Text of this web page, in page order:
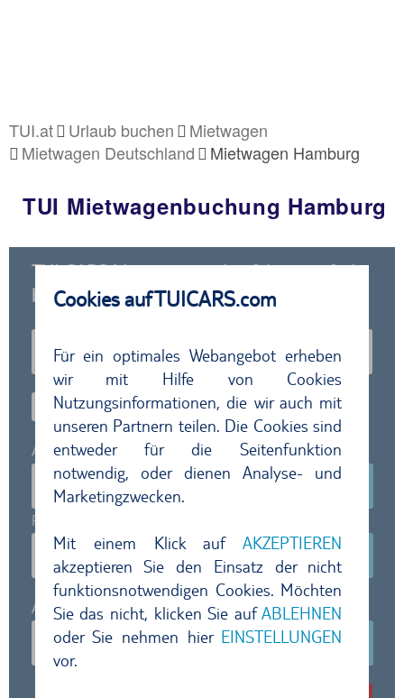
TUI.at Urlaub buchen
Mietwagen
Mietwagen Deutschland
Mietwagen Hamburg
TUI Mietwagenbuchung Hamburg